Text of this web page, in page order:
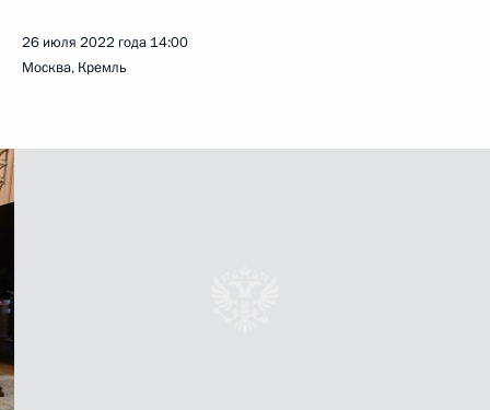
26 июля 2022 года 14:00
Москва, Кремль